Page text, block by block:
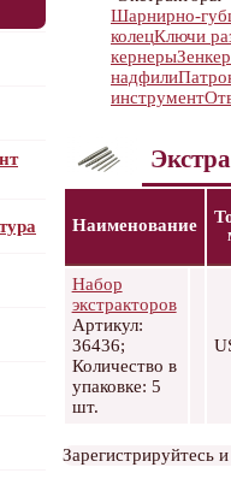
Шарнирно-
колецКлючи
кернеры
надфили
инструмент
Наименование
Набор
экстракторов
Артикул:
36436;
Количество в
упаковке: 5
шт.
Зарегистрируйтесь